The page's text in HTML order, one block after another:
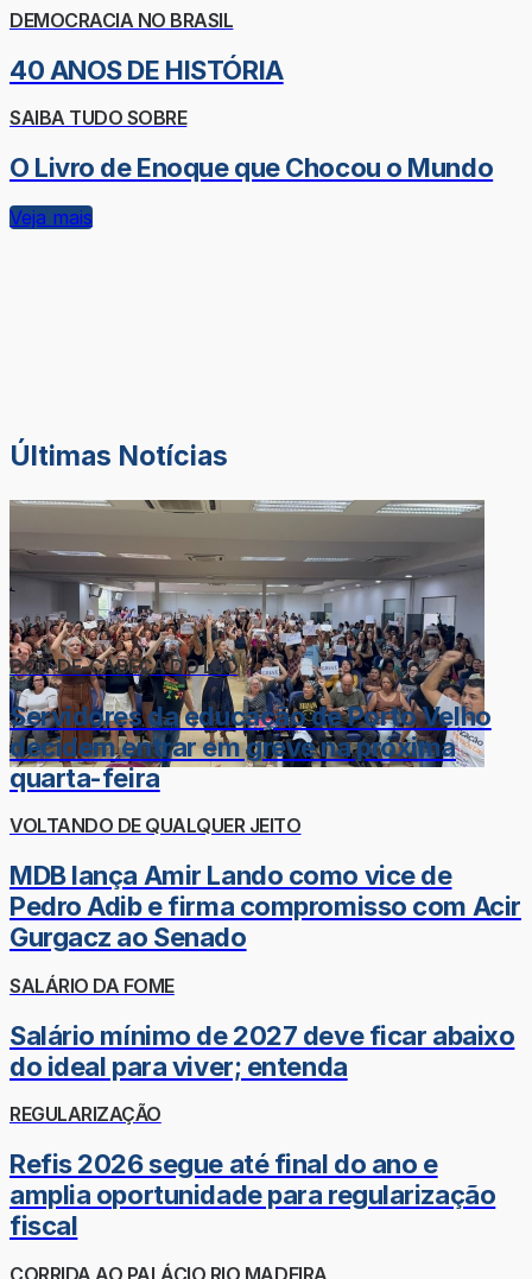
DEMOCRACIA NO BRASIL
40 ANOS DE HISTÓRIA
SAIBA TUDO SOBRE
O Livro de Enoque que Chocou o Mundo
Veja mais
Últimas Notícias
DOR-DE-CABEÇA DO LÉO
Servidores da educação de Porto Velho
decidem entrar em greve na próxima
quarta-feira
VOLTANDO DE QUALQUER JEITO
MDB lança Amir Lando como vice de
Pedro Adib e firma compromisso com Acir
Gurgacz ao Senado
SALÁRIO DA FOME
Salário mínimo de 2027 deve ficar abaixo
do ideal para viver; entenda
REGULARIZAÇÃO
Refis 2026 segue até final do ano e
amplia oportunidade para regularização
fiscal
CORRIDA AO PALÁCIO RIO MADEIRA